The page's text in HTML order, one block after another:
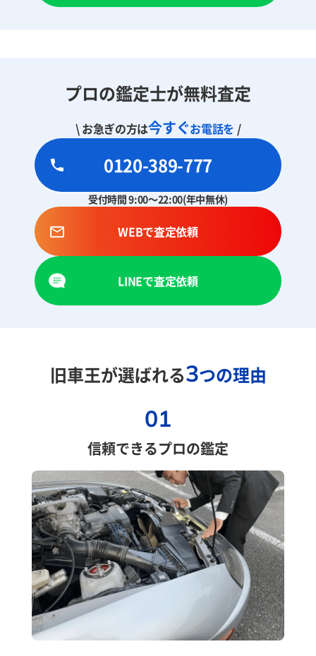
プロの鑑定士が無料査定
\ お急ぎの方は今すぐお電話を /
0120-389-777
受付時間 9:00～22:00(年中無休)
WEBで査定依頼
LINEで査定依頼
旧車王が選ばれる3つの理由
01
信頼できるプロの鑑定